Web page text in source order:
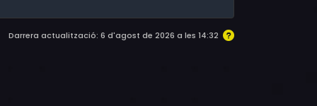
Darrera actualització: 6 d'agost de 2026 a les 14:32